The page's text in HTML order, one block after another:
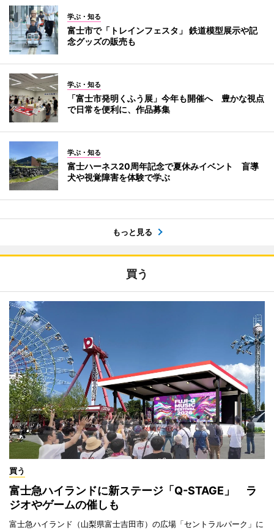
学ぶ・知る
富士市で「トレインフェスタ」 鉄道模型展示や記
念グッズの販売も
学ぶ・知る
「富士市発明くふう展」今年も開催へ 豊かな視点
で日常を便利に、作品募集
学ぶ・知る
富士ハーネス20周年記念で夏休みイベント 盲導
犬や視覚障害を体験で学ぶ
もっと見る
買う
買う
富士急ハイランドに新ステージ「Q-STAGE」 ラ
ジオやゲームの催しも
富士急ハイランド（山梨県富士吉田市）の広場「セントラルパーク」に